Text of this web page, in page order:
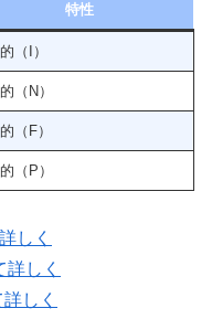
特性
（I）
（N）
（F）
（P）
しく
しく
しく